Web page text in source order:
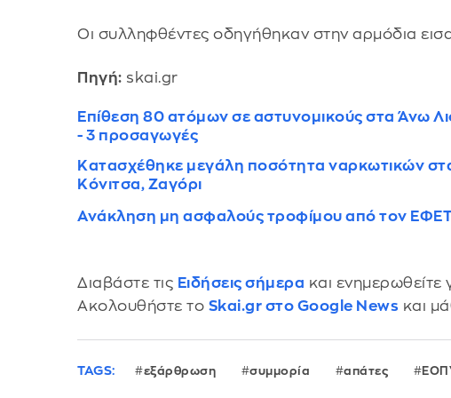
Οι συλληφθέντες οδηγήθηκαν στην αρμόδια
Πηγή: skai.gr
Επίθεση 80 ατόμων σε αστυνομικούς στα Άνω
- 3 προσαγωγές
Κατασχέθηκε μεγάλη ποσότητα ναρκωτικών
Κόνιτσα, Ζαγόρι
Ανάκληση μη ασφαλούς τροφίμου από τον
Διαβάστε τις Ειδήσεις σήμερα και
Ακολουθήστε το Skai.gr στο Google News και
TAGS: εξάρθρωση συμμορία απάτες